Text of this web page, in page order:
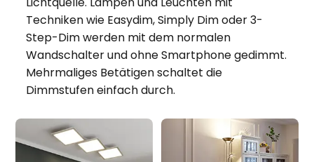
Techniken wie Easydim, Simply Dim oder 3-
Step-Dim werden mit dem normalen
Wandschalter und ohne Smartphone gedimmt.
Mehrmaliges Betätigen schaltet die
Dimmstufen einfach durch.